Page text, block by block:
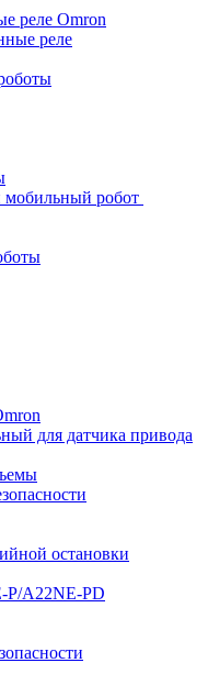
реле Omron
реле
робот
для датчика привода
остановки
P/A22NE-PD